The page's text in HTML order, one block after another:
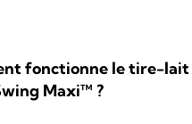
fonctionne le tire-lait
Maxi™ ?